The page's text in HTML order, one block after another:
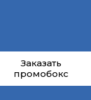
Заказать
промобокс